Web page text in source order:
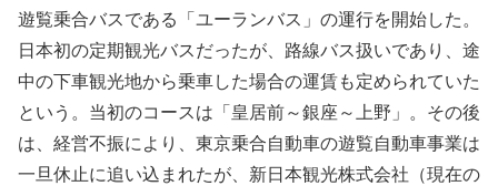
遊覧乗合バスである「ユーランバス」の運行を開始した。
日本初の定期観光バスだったが、路線バス扱いであり、途
中の下車観光地から乗車した場合の運賃も定められていた
という。当初のコースは「皇居前～銀座～上野」。その後
は、経営不振により、東京乗合自動車の遊覧自動車事業は
一旦休止に追い込まれたが、新日本観光株式会社（現在の